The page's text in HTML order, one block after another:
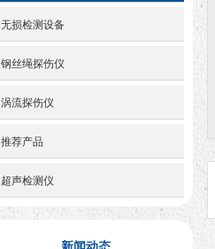
无损检测设备
钢丝绳探伤仪
涡流探伤仪
推荐产品
超声检测仪